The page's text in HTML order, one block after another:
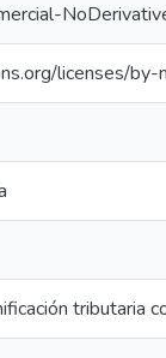
licenses/
tributaria